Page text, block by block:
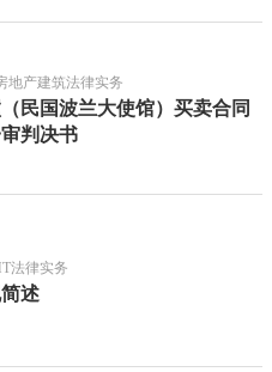
地产建筑法律实务
民国波兰大使馆）买卖合同
判决书
法律实务
述